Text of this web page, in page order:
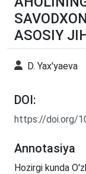
ASOSIY
D. Yax'yaeva
DOI:
https://doi.org/
Annotasiya
Hozirgi kunda